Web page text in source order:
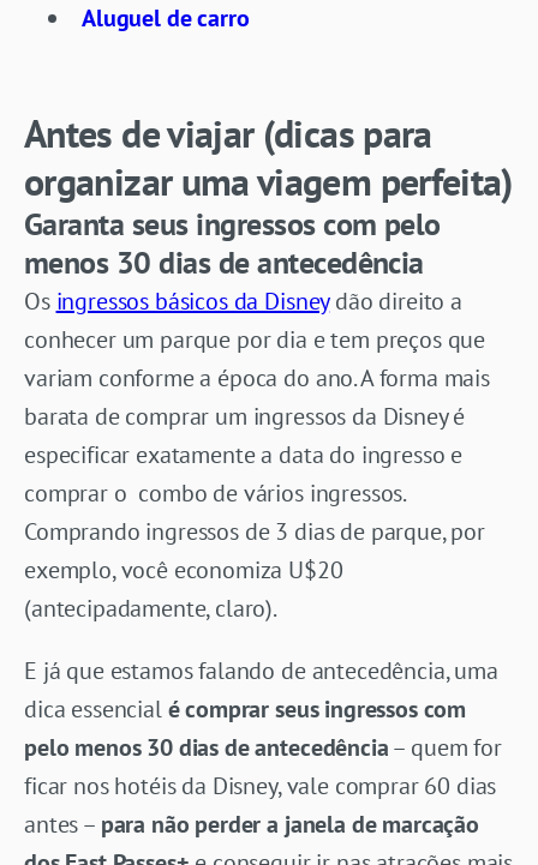
Aluguel de carro
Antes de viajar (dicas para
organizar uma viagem perfeita)
Garanta seus ingressos com pelo
menos 30 dias de antecedência
Os ingressos básicos da Disneydão direito a
conhecer um parque por dia e tem preços que
variam conforme a época do ano. A forma mais
barata de comprar um ingressos da Disney é
especificar exatamente a data do ingresso e
comprar o combo de vários ingressos.
Comprando ingressos de 3 dias de parque, por
exemplo, você economiza U$20
(antecipadamente, claro).
E já que estamos falando de antecedência, uma
dica essencialé comprar seus ingressos com
pelo menos 30 dias de antecedência– quem for
ficar nos hotéis da Disney, vale comprar 60 dias
antes – para não perder a janela de marcação